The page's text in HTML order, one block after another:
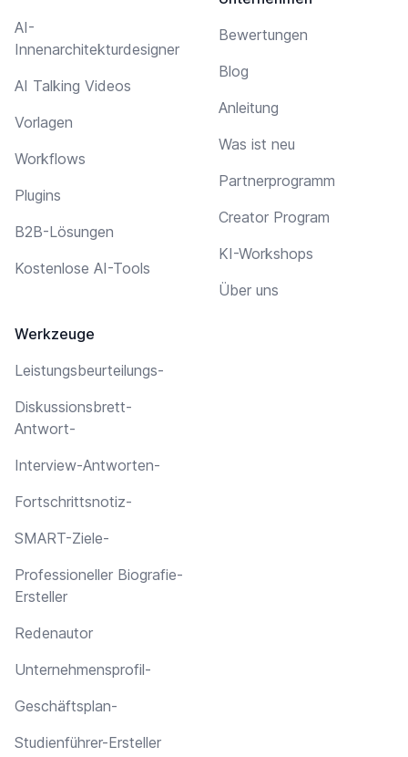
AI-
Innenarchitekturdesigner
AI Talking Videos
Vorlagen
Workflows
Plugins
B2B-Lösungen
Kostenlose AI-Tools
Werkzeuge
Leistungsbeurteilungs-
Diskussionsbrett-
Antwort-
Interview-Antworten-
Fortschrittsnotiz-
SMART-Ziele-
Professioneller Biografie-
Ersteller
Redenautor
Unternehmensprofil-
Geschäftsplan-
Studienführer-Ersteller
Bewertungen
Blog
Anleitung
Was ist neu
Partnerprogramm
Creator Program
KI-Workshops
Über uns